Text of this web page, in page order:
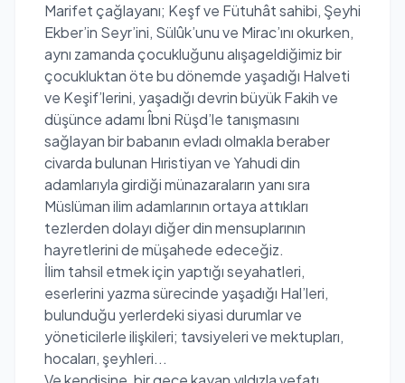
Marifet çağlayanı; Keşf ve Fütuhât sahibi, Şeyhi
Ekber’in Seyr’ini, Sülûk’unu ve Mirac’ını okurken,
aynı zamanda çocukluğunu alışageldiğimiz bir
çocukluktan öte bu dönemde yaşadığı Halveti
ve Keşif’lerini, yaşadığı devrin büyük Fakih ve
düşünce adamı Îbni Rüşd’le tanışmasını
sağlayan bir babanın evladı olmakla beraber
civarda bulunan Hıristiyan ve Yahudi din
adamlarıyla girdiği münazaraların yanı sıra
Müslüman ilim adamlarının ortaya attıkları
tezlerden dolayı diğer din mensuplarının
hayretlerini de müşahede edeceğiz.
İlim tahsil etmek için yaptığı seyahatleri,
eserlerini yazma sürecinde yaşadığı Hal’leri,
bulunduğu yerlerdeki siyasi durumlar ve
yöneticilerle ilişkileri; tavsiyeleri ve mektupları,
hocaları, şeyhleri...